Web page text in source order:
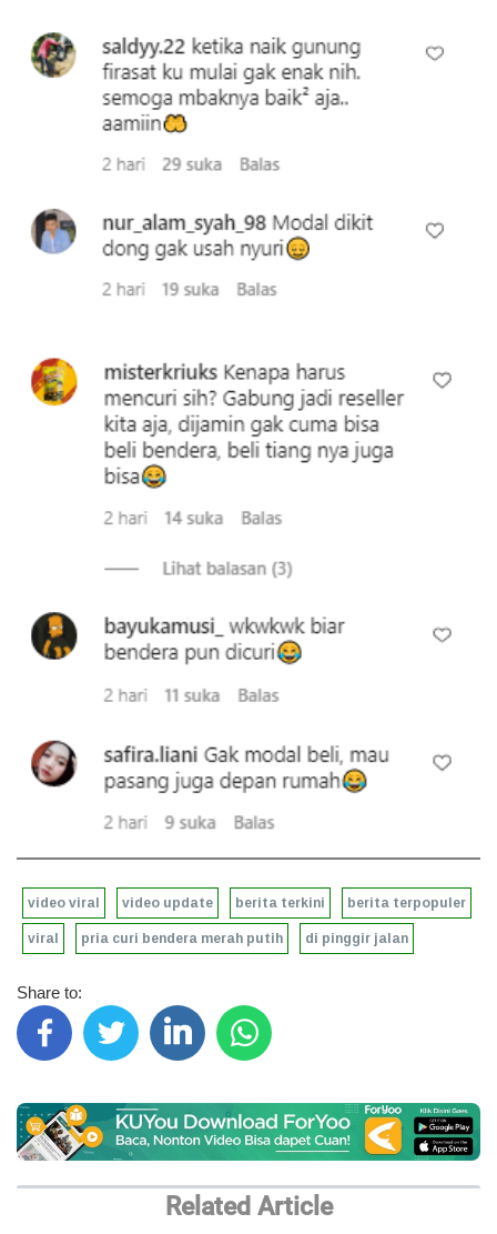
video viral video update berita terkini berita terpopuler
viral pria curi bendera merah putih di pinggir jalan
Share to:
Related Article